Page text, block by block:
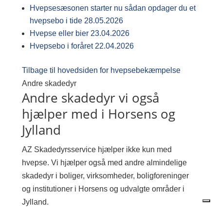
Hvepsesæsonen starter nu sådan opdager du et
hvepsebo i tide 28.05.2026
Hvepse eller bier 23.04.2026
Hvepsebo i foråret 22.04.2026
Tilbage til hovedsiden for hvepsebekæmpelse
Andre skadedyr
Andre skadedyr vi også
hjælper med i Horsens og
Jylland
AZ Skadedyrsservice hjælper ikke kun med
hvepse. Vi hjælper også med andre almindelige
skadedyr i boliger, virksomheder, boligforeninger
og institutioner i Horsens og udvalgte områder i
Jylland.